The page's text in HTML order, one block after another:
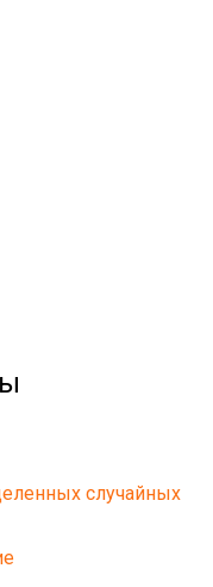
случайных